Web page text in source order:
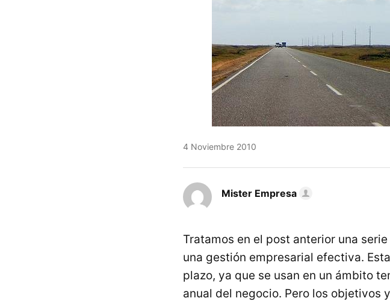
4 Noviembre 2010
Mister Empresa
Tratamos en el post anterior una
una gestión empresarial efectiva.
plazo, ya que se usan en un ámbito
anual del negocio. Pero los objetivos